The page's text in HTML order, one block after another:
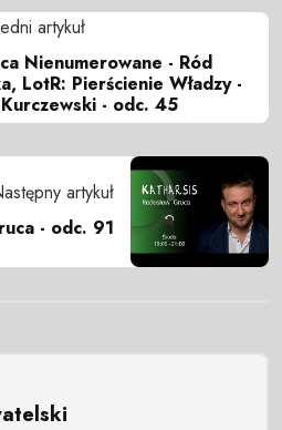
artykuł
Nienumerowane - Ród
LotR: Pierścienie Władzy -
- odc. 45
artykuł
- odc. 91